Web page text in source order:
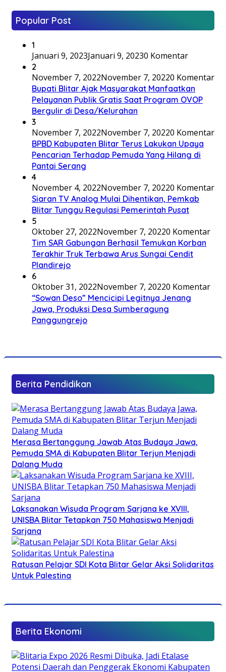
Popular Post
1
Januari 9, 2023Januari 9, 20230 Komentar
2
November 7, 2022November 7, 20220 Komentar
Bupati Blitar Ajak Masyarakat Manfaatkan
Pelayanan Publik Gratis Saat Program OVOP
Bergulir di Desa/Kelurahan
3
November 7, 2022November 7, 20220 Komentar
BPBD Kabupaten Blitar Terus Lakukan Upaya
Pencarian Terhadap Pemuda Yang Hilang di
Pantai Serang
4
November 4, 2022November 7, 20220 Komentar
Siaran TV Analog Mulai Dihentikan, Pemkab
Blitar Tunggu Regulasi Pemerintah Pusat
5
Oktober 27, 2022November 7, 20220 Komentar
Tim SAR Gabungan Berhasil Temukan Korban
Terakhir Truk Terbawa Arus Sungai Cendit
Plandirejo
6
Oktober 31, 2022November 7, 20220 Komentar
“Sowan Deso” Mencicipi Legitnya Jenang
Jawa, Produksi Desa Sumberagung
Panggungrejo
Berita Pendidikan
Merasa Bertanggung Jawab Atas Budaya Jawa,
Pemuda SMA di Kabupaten Blitar Terjun Menjadi
Dalang Muda
Laksanakan Wisuda Program Sarjana ke XVIII,
UNISBA Blitar Tetapkan 750 Mahasiswa Menjadi
Sarjana
Ratusan Pelajar SDI Kota Blitar Gelar Aksi Solidaritas
Untuk Palestina
Berita Ekonomi